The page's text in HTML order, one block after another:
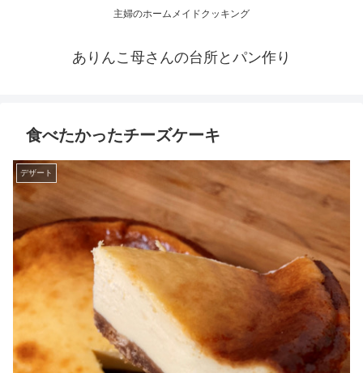
主婦のホームメイドクッキング
ありんこ母さんの台所とパン作り
食べたかったチーズケーキ
デザート